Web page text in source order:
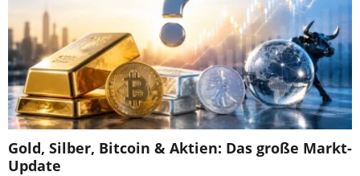
Gold, Silber, Bitcoin & Aktien: Das große Markt-
Update